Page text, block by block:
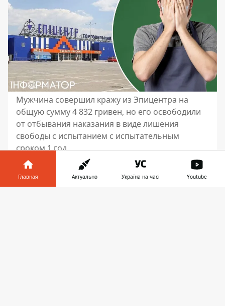
Мужчина совершил кражу из Эпицентра на
общую сумму 4 832 гривен, но его освободили
от отбывания наказания в виде лишения
свободы с испытанием с испытательным
сроком 1 год
Мужчину обвиняют в совершении кражи.
Он в карманекуртки вынес из Эпицентра
Главная Актуально Україна на часі Youtube